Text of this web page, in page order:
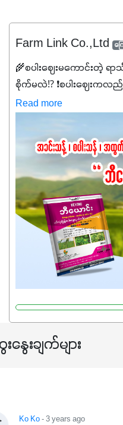
Farm Link Co.,Ltd ကြ
🌾စပါးဈေးမကောင်းတဲ့
စိုက်မလဲ⁉️ ❗စပါးဈေးကလ
ကလည်း တက်နေတဲ့ဒီလိုအချိန်မှ
အထွက်နှုန်းကို ထိန်းထားနိုင်
ကြောင့် ကိုယ်သုံးသမျှ
အရည်အသွေးစိတ်ချရတဲ့ သွင်
သုံးသင့်ပါတယ်။
Read more
နွေးချက်များ
Ko Ko- 3 years ago